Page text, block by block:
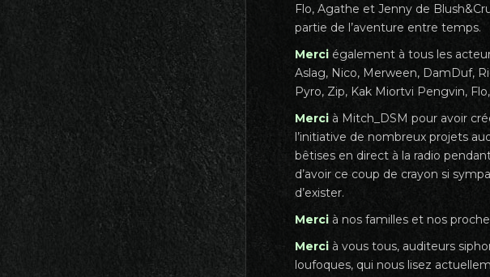
Flo, Agathe et Jenny de
partie de l’aventure entre temps.
Merciégalement à tous les
Aslag, Nico, Merween, DamDuf,
Pyro, Zip, Kak Miortvi Pengvin,
Mercià Mitch_DSM pour avoir
l’initiative de nombreux projets
bêtises en direct à la radio
d’avoir ce coup de crayon si
d’exister.
Mercià nos familles et nos
Mercià vous tous, auditeurs
loufoques, qui nous lisez